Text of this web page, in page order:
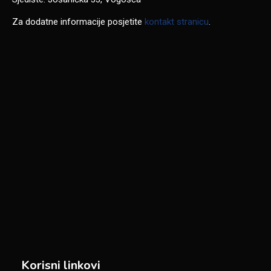
Za dodatne informacije posjetite kontakt stranicu.
Korisni linkovi